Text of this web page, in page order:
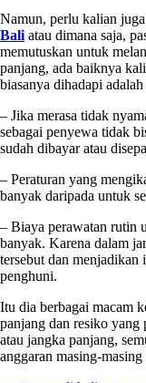
Namun, perlu kalian
Bali atau dimana saja,
memutuskan untuk
panjang, ada baiknya
biasanya dihadapi adalah
– Jika merasa tidak
sebagai penyewa tidak
sudah dibayar atau
– Peraturan yang
banyak daripada untuk
– Biaya perawatan rutin
banyak. Karena dalam
tersebut dan menjadikan
penghuni.
Itu dia berbagai macam
panjang dan resiko
atau jangka panjang,
anggaran masing-